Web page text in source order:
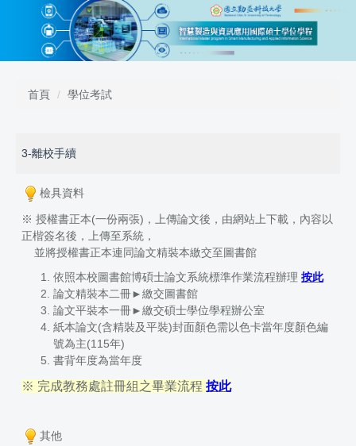
要
首頁 學位考試
3-離校手續
檢具資料
※ 授權書正本(一份兩張)，上傳論文後，由網站上下載，內容以
正楷簽名後，上傳至系統，
並將授權書正本連同論文精裝本繳交至圖書館
依照本校圖書館博碩士論文系統標準作業流程辦理 按此
論文精裝本二冊►繳交圖書館
論文平裝本一冊►繳交碩士學位學程辦公室
紙本論文(含精裝及平裝)封面顏色需以色卡當年度顏色編
號為主(115年)
書背年度為當年度
※ 完成教務處註冊組之畢業流程 按此
其他